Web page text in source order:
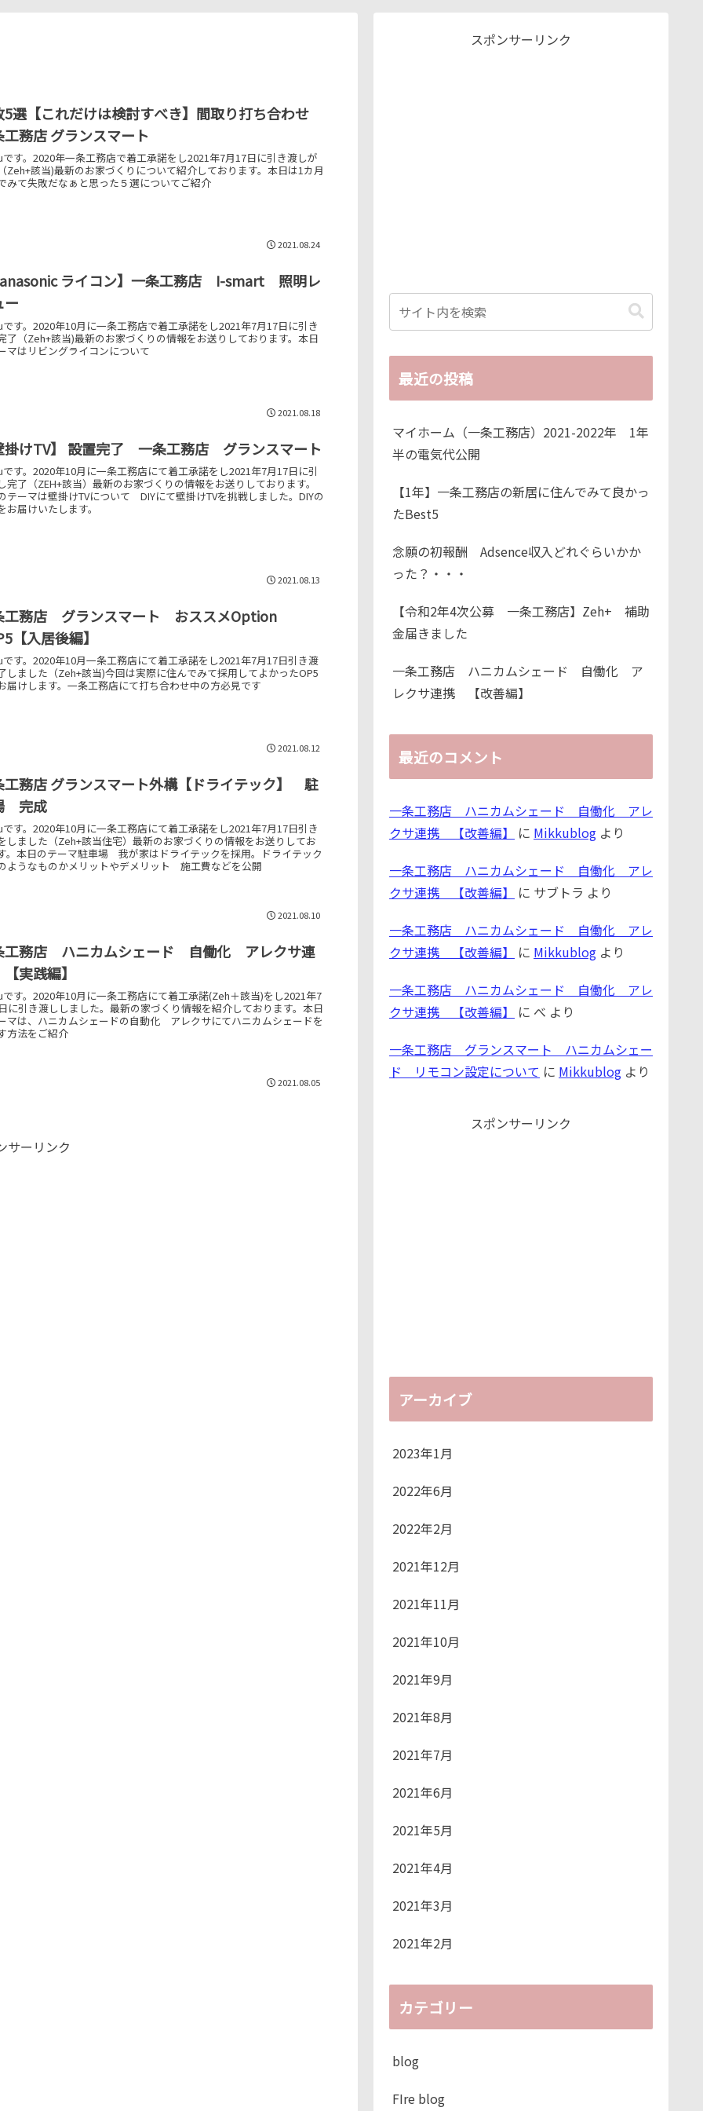
5選【これだけは検討すべき】間取り打ち合わせ
工務店 グランスマート
です。2020年一条工務店で着工承諾をし2021年7月17日に引き渡しが
Zeh+該当)最新のお家づくりについて紹介しております。本日は1カ月
みて失敗だなぁと思った５選についてご紹介
2021.08.24
ライコン】一条工務店 I-smart 照明レ
ー
です。2020年10月に一条工務店で着工承諾をし2021年7月17日に引き
了（Zeh+該当)最新のお家づくりの情報をお送りしております。本日
マはリビングライコンについて
2021.08.18
掛けTV】 設置完了 一条工務店 グランスマート
です。2020年10月に一条工務店にて着工承諾をし2021年7月17日に引
完了（ZEH+該当）最新のお家づくりの情報をお送りしております。
テーマは壁掛けTVについて DIYにて壁掛けTVを挑戦しました。DIYの
お届けいたします。
2021.08.13
工務店 グランスマート おススメOption
【入居後編】
です。2020年10月一条工務店にて着工承諾をし2021年7月17日引き渡
しました（Zeh+該当)今回は実際に住んでみて採用してよかったOP5
届けします。一条工務店にて打ち合わせ中の方必見です
2021.08.12
工務店 グランスマート外構【ドライテック】 駐
完成
です。2020年10月に一条工務店にて着工承諾をし2021年7月17日引き
しました（Zeh+該当住宅）最新のお家づくりの情報をお送りしてお
。本日のテーマ駐車場 我が家はドライテックを採用。ドライテック
ようなものかメリットやデメリット 施工費などを公開
2021.08.10
工務店 ハニカムシェード 自働化 アレクサ連
実践編】
です。2020年10月に一条工務店にて着工承諾(Zeh＋該当)をし2021年7
に引き渡ししました。最新の家づくり情報を紹介しております。本日
マは、ハニカムシェードの自動化 アレクサにてハニカムシェードを
方法をご紹介
2021.08.05
サーリンク
スポンサーリンク
最近の投稿
マイホーム（一条工務店）2021-2022年 1年
半の電気代公開
【1年】一条工務店の新居に住んでみて良かっ
たBest5
念願の初報酬 Adsence収入どれぐらいかか
った？・・・
【令和2年4次公募 一条工務店】Zeh+ 補助
金届きました
一条工務店 ハニカムシェード 自働化 ア
レクサ連携 【改善編】
最近のコメント
一条工務店 ハニカムシェード 自働化 アレ
クサ連携 【改善編】
に Mikkublog より
一条工務店 ハニカムシェード 自働化 アレ
クサ連携 【改善編】
に サブトラ より
一条工務店 ハニカムシェード 自働化 アレ
クサ連携 【改善編】
に Mikkublog より
一条工務店 ハニカムシェード 自働化 アレ
クサ連携 【改善編】
に べ より
一条工務店 グランスマート ハニカムシェー
ド リモコン設定について に Mikkublog より
スポンサーリンク
アーカイブ
2023年1月
2022年6月
2022年2月
2021年12月
2021年11月
2021年10月
2021年9月
2021年8月
2021年7月
2021年6月
2021年5月
2021年4月
2021年3月
2021年2月
カテゴリー
blog
FIre blog